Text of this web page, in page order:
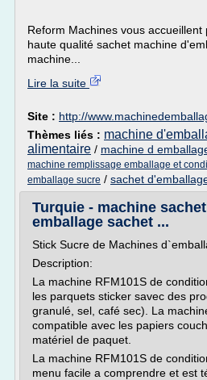
Reform Machines vous
haute qualité sachet machine
machine...
Lire la suite
Site : http://
Thèmes liés : machine
alimentaire / machine d
machine remplissage emballage et
emballage sucre / sachet
Turquie - machine
emballage sachet ...
Stick Sucre de Machines
Description:
La machine RFM101S de
les parquets sticker savec des
granulé, sel, café sec). La
compatible avec les papiers
matériel de paquet.
La machine RFM101S de
menu facile a comprendre et est